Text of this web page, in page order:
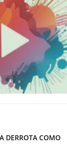
DERROTA COMO